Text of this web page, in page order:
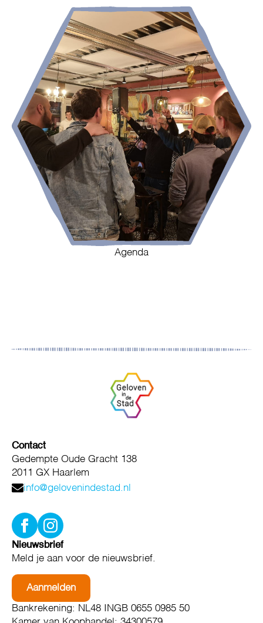
Agenda
Contact
Gedempte Oude Gracht 138
2011 GX Haarlem
info@gelovenindestad.nl
Nieuwsbrief
Meld je aan voor de nieuwsbrief.
Aanmelden
Bankrekening: NL48 INGB 0655 0985 50